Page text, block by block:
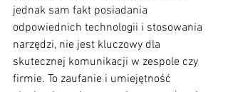
jednak sam fakt posiadania
odpowiednich technologii i stosowania
narzędzi, nie jest kluczowy dla
skutecznej komunikacji w zespole czy
firmie. To zaufanie i umiejętność